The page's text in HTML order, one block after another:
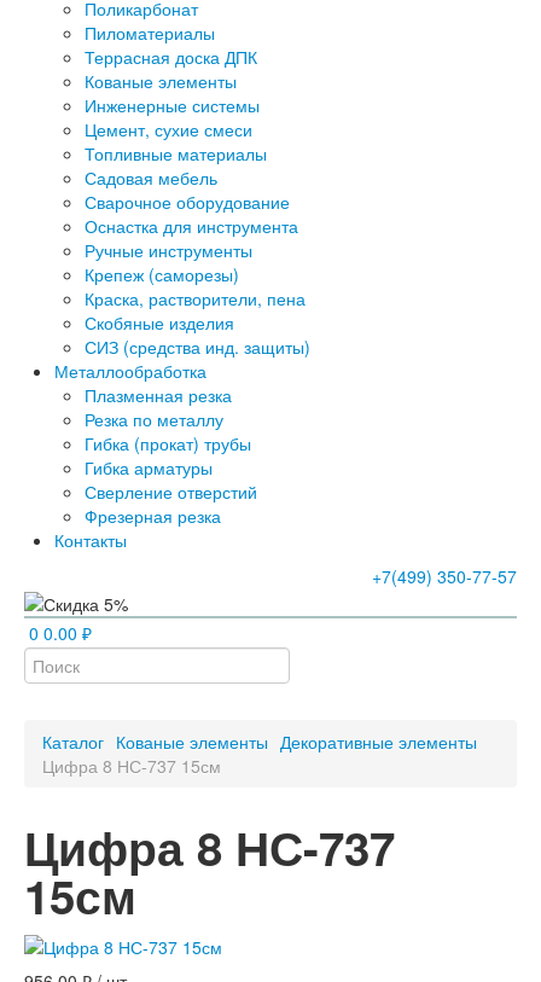
Поликарбонат
Пиломатериалы
Террасная доска ДПК
Кованые элементы
Инженерные системы
Цемент, сухие смеси
Топливные материалы
Садовая мебель
Сварочное оборудование
Оснастка для инструмента
Ручные инструменты
Крепеж (саморезы)
Краска, растворители, пена
Скобяные изделия
СИЗ (средства инд. защиты)
Металлообработка
Плазменная резка
Резка по металлу
Гибка (прокат) трубы
Гибка арматуры
Сверление отверстий
Фрезерная резка
Контакты
+7(499) 350-77-57
0 0.00 ₽
Каталог Кованые элементы Декоративные элементы
Цифра 8 НС-737 15см
Цифра 8 НС-737
15см